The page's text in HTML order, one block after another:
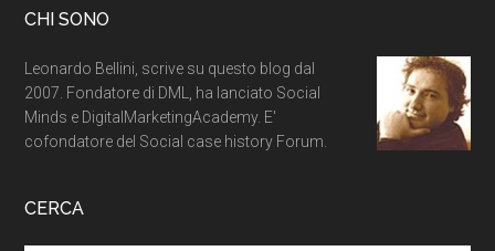
CHI SONO
Leonardo Bellini, scrive su questo blog dal
2007. Fondatore di DML, ha lanciato Social
Minds e DigitalMarketingAcademy. E'
cofondatore del Social case history Forum.
CERCA